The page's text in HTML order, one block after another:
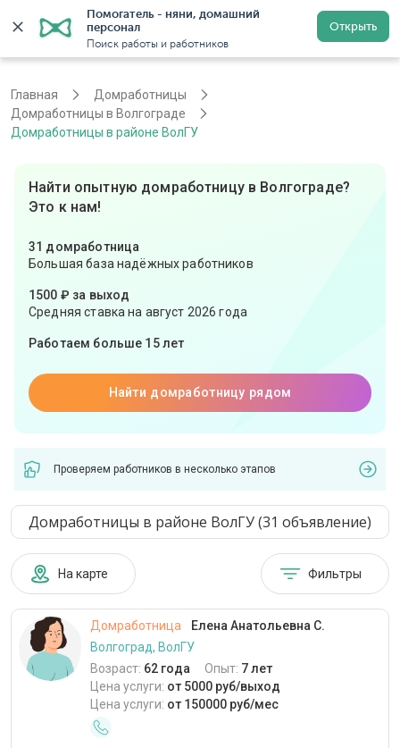
Помогатель - няни, домашний
персонал
Поиск работы и работников
Открыть
Волгоград Регистрация
Главная
Домработницы
Домработницы в Волгограде
Домработницы в районе ВолГУ
Найти опытную домработницу в Волгограде?
Это к нам!
31 домработница
Большая база надёжных работников
1500 ₽ за выход
Средняя ставка на август 2026 года
Работаем больше 15 лет
Найти домработницу рядом
Проверяем работников в несколько этапов
Домработницы в районе ВолГУ (31 объявление)
На карте Фильтры
Домработница
Елена Анатольевна С.
Волгоград, ВолГУ
Возраст: 62 года Опыт: 7 лет
Цена услуги: от 5000 руб/выход
Цена услуги: от 150000 руб/мес